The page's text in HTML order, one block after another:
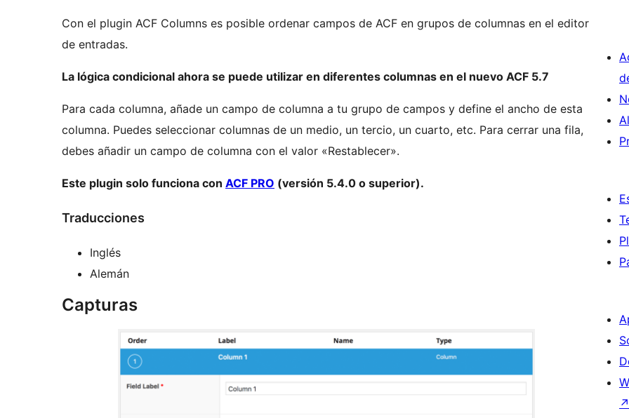
Con el plugin ACF Columns es posible ordenar campos de ACF en grupos de columnas en el editor
de entradas.
La lógica condicional ahora se puede utilizar en diferentes columnas en el nuevo ACF 5.7
Para cada columna, añade un campo de columna a tu grupo de campos y define el ancho de esta
columna. Puedes seleccionar columnas de un medio, un tercio, un cuarto, etc. Para cerrar una fila,
debes añadir un campo de columna con el valor «Restablecer».
Este plugin solo funciona con ACF PRO (versión 5.4.0 o superior).
Traducciones
Inglés
Alemán
Capturas
↗